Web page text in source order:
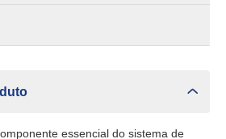
essencial do sistema de